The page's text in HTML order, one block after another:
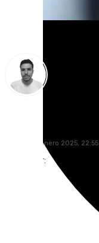
martes, 14 enero 2025, 22:55
Compartir: